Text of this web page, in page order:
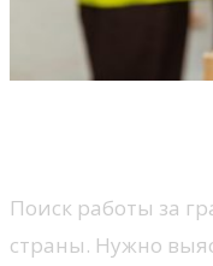
Поиск работы за
страны. Нужно